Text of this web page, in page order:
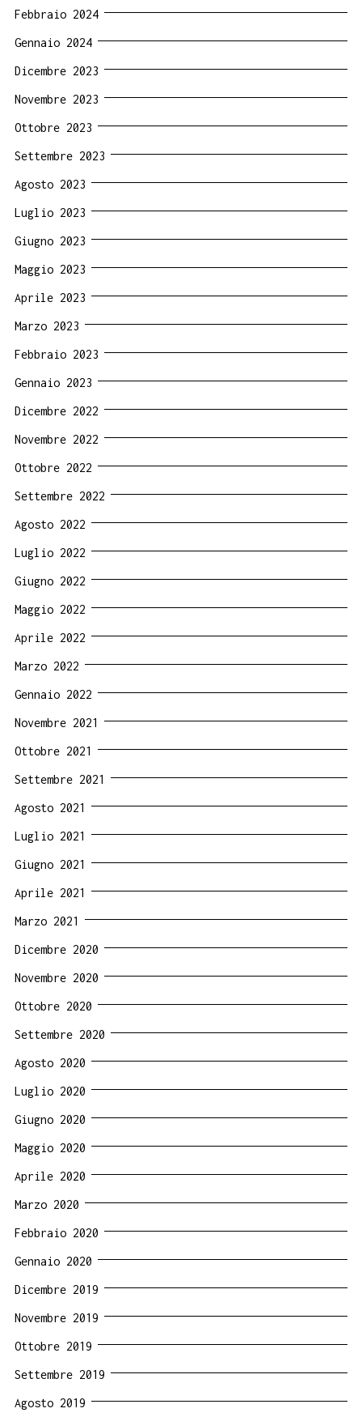
Febbraio 2024
Gennaio 2024
Dicembre 2023
Novembre 2023
Ottobre 2023
Settembre 2023
Agosto 2023
Luglio 2023
Giugno 2023
Maggio 2023
Aprile 2023
Marzo 2023
Febbraio 2023
Gennaio 2023
Dicembre 2022
Novembre 2022
Ottobre 2022
Settembre 2022
Agosto 2022
Luglio 2022
Giugno 2022
Maggio 2022
Aprile 2022
Marzo 2022
Gennaio 2022
Novembre 2021
Ottobre 2021
Settembre 2021
Agosto 2021
Luglio 2021
Giugno 2021
Aprile 2021
Marzo 2021
Dicembre 2020
Novembre 2020
Ottobre 2020
Settembre 2020
Agosto 2020
Luglio 2020
Giugno 2020
Maggio 2020
Aprile 2020
Marzo 2020
Febbraio 2020
Gennaio 2020
Dicembre 2019
Novembre 2019
Ottobre 2019
Settembre 2019
Agosto 2019